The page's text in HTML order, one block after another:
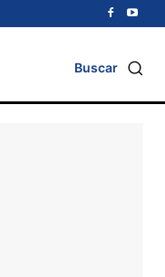
Buscar